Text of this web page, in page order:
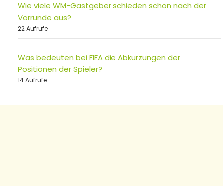
Wie viele WM-Gastgeber schieden schon nach der
Vorrunde aus?
22 Aufrufe
Was bedeuten bei FIFA die Abkürzungen der
Positionen der Spieler?
14 Aufrufe